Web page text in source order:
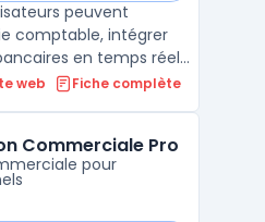
peuvent
comptable, intégrer
en temps réel,
et suivre leur
de créer et
web Fiche complète
Commerciale Pro
pour